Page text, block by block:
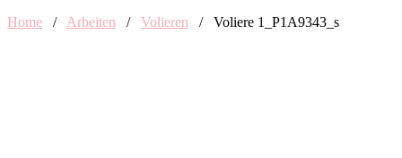
Home
/ Arbeiten / Volieren / Voliere 1_P1A9343_s